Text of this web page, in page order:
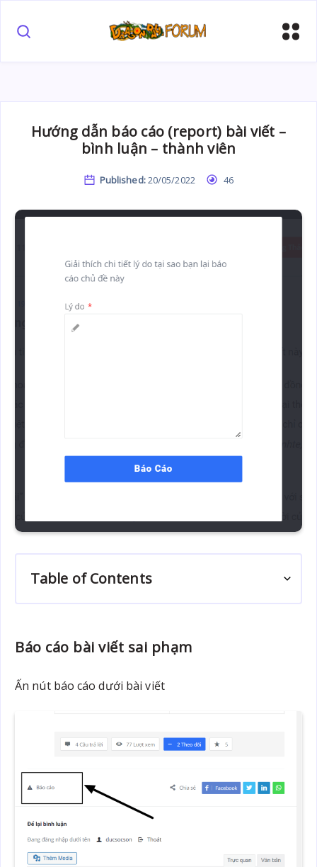
Hướng dẫn báo cáo (report) bài viết –
bình luận – thành viên
Published:20/05/2022 46
Table of Contents
Báo cáo bài viết sai phạm
Ấn nút báo cáo dưới bài viết